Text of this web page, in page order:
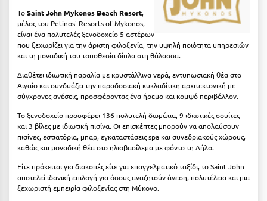
Κύμη Ευβοίας
Κυπαρισσία
Κύπρος
Κως
Λ
Λαγκάδια
Λακόπετρα Αχαΐας
Λακωνία
ΤοSaint John Mykonos Beach Resort,
μέλος του Petinos' Resorts of Mykonos,
είναι ένα πολυτελές ξενοδοχείο 5 αστέρων
που ξεχωρίζει για την άριστη φιλοξενία, την υψηλή ποιότητα υπηρεσιών
και τη μοναδική του τοποθεσία δίπλα στη θάλασσα.
Διαθέτει ιδιωτική παραλία με κρυστάλλινα νερά, εντυπωσιακή θέα στο
Αιγαίο και συνδυάζει την παραδοσιακή κυκλαδίτικη αρχιτεκτονική με
σύγχρονες ανέσεις, προσφέροντας ένα ήρεμο και κομψό περιβάλλον.
Το ξενοδοχείο προσφέρει 136 πολυτελή δωμάτια, 9 ιδιωτικές σουίτες
και 3 βίλες με ιδιωτική πισίνα. Οι επισκέπτες μπορούν να απολαύσουν
πισίνες, εστιατόρια, μπαρ, εγκαταστάσεις spa και συνεδριακούς χώρους,
καθώς και μοναδική θέα στο ηλιοβασίλεμα με φόντο τη Δήλο.
Είτε πρόκειται για διακοπές είτε για επαγγελματικό ταξίδι, το Saint John
αποτελεί ιδανική επιλογή για όσους αναζητούν άνεση, πολυτέλεια και μια
ξεχωριστή εμπειρία φιλοξενίας στη Μύκονο.